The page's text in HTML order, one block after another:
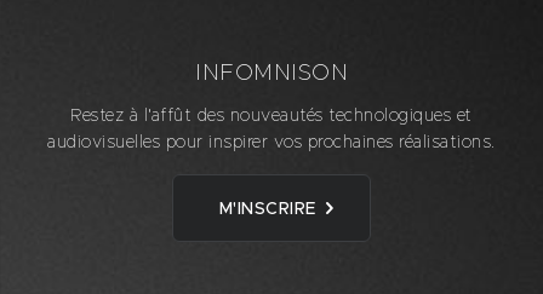
INFOMNISON
Restez à l'affût des nouveautés technologiques et
audiovisuelles pour inspirer vos prochaines réalisations.
M'INSCRIRE